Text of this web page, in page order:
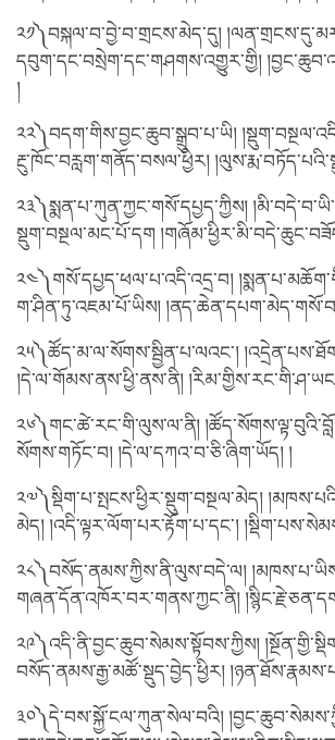
༢༡༽བསྐལ་བ་བྱེ་བ་གྲངས་མེད་དུ།
དབུག་དང་བསྲེག་དང་གཤགས་འགྱུར་གྱི།
།
༢༢༽བདག་གིས་བྱང་ཆུབ་སྒྲུབ་པ་ཡི།
རྔུ་ཁོང་བརླག་གནོད་བསལ་ཕྱིར།
༢༣༽སྨན་པ་ཀུན་ཀྱང་གསོ་དཔྱད་ཀྱིས།
སྡུག་བསྔལ་མང་པོ་དག
༢༤༽གསོ་དཔྱད་ཕལ་པ་འདི་འདྲ་བ།
ག་ཤིན་ཏུ་འཇམ་པོ་ཡིས།
༢༥༽ཚོད་མ་ལ་སོགས་སྦྱིན་པ་ལའང་།
།དེ་ལ་གོམས་ནས་ཕྱི་ནས་ནི།
༢༦༽གང་ཚེ་རང་གི་ལུས་ལ་ནི།
སོགས་གཏོང་བ། །དེ་ལ་དཀའ་བ་ཅི་ཞིག་ཡོད། །
༢༧༽སྡིག་པ་སྤངས་ཕྱིར་སྡུག་བསྔལ་མེད།
མེད། །འདི་ལྟར་ལོག་པར་རྟོག་པ་དང་།
༢༨༽བསོད་ནམས་ཀྱིས་ནི་ལུས་བདེ་ལ།
གཞན་དོན་འཁོར་བར་གནས་ཀྱང་ནི།
༢༩༽འདི་ནི་བྱང་ཆུབ་སེམས་སྟོབས་ཀྱིས།
བསོད་ནམས་རྒྱ་མཚོ་སྡུད་བྱེད་ཕྱིར།
༣༠༽དེ་བས་སྐྱོ་ངལ་ཀུན་སེལ་བའི།